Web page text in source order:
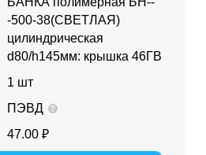
-500-38(СВЕТЛАЯ)
цилиндрическая
d80/h145мм: крышка 46ГВ
1 шт
ПЭВД
47.00 ₽